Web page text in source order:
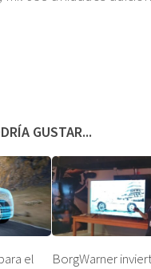
GUSTAR...
el
BorgWarner